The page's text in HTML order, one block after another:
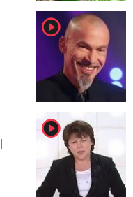
player2
player2